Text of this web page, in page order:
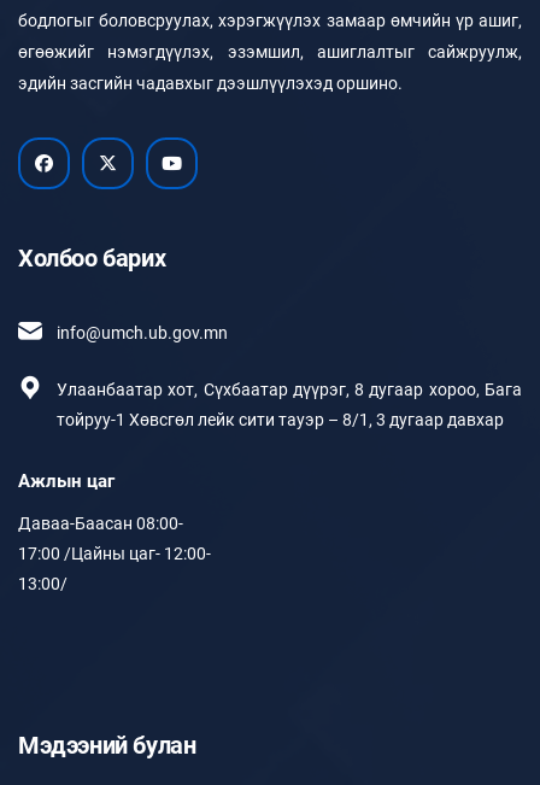
бодлогыг боловсруулах, хэрэгжүүлэх замаар өмчийн үр ашиг,
өгөөжийг нэмэгдүүлэх, эзэмшил, ашиглалтыг сайжруулж,
эдийн засгийн чадавхыг дээшлүүлэхэд оршино.
Холбоо барих
info@umch.ub.gov.mn
Улаанбаатар хот, Сүхбаатар дүүрэг, 8 дугаар хороо, Бага
тойруу-1 Хөвсгөл лейк сити тауэр – 8/1, 3 дугаар давхар
Ажлын цаг
Даваа-Баасан 08:00-
17:00 /Цайны цаг- 12:00-
13:00/
Мэдээний булан